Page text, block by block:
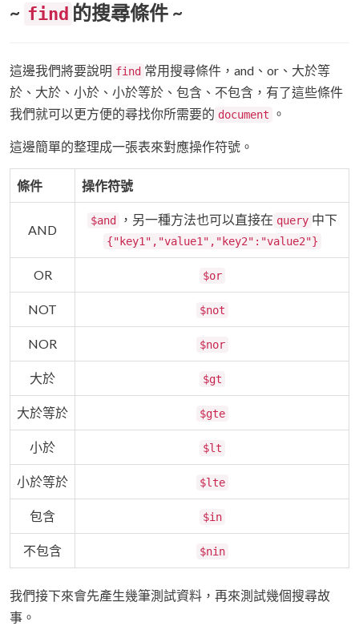
~ find 的搜尋條件 ~
這邊我們將要說明 find 常用搜尋條件，and、or、大於等
於、大於、小於、小於等於、包含、不包含，有了這些條件
我們就可以更方便的尋找你所需要的 document 。
這邊簡單的整理成一張表來對應操作符號。
條件 操作符號
AND
$and ，另一種方法也可以直接在 query 中下
{"key1","value1","key2":"value2"}
OR $or
NOT $not
NOR $nor
大於 $gt
大於等於 $gte
小於 $lt
小於等於 $lte
包含 $in
不包含 $nin
我們接下來會先產生幾筆測試資料，再來測試幾個搜尋故
事。